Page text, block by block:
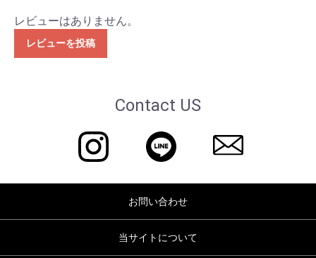
レビューはありません。
レビューを投稿
Contact US
お問い合わせ
当サイトについて